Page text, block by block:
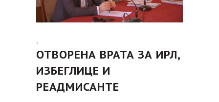
,
ОТВОРЕНА ВРАТА ЗА ИРЛ,
ИЗБЕГЛИЦЕ И
РЕАДМИСАНТЕ